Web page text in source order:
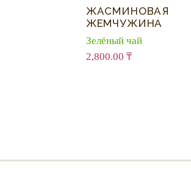
ЖАСМИНОВАЯ
ЖЕМЧУЖИНА
Зелёный чай
2,800.00 ₸